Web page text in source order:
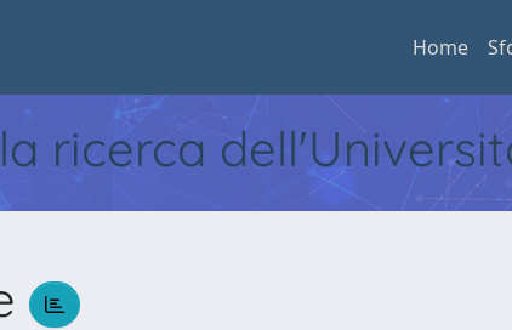
Home
ricerca